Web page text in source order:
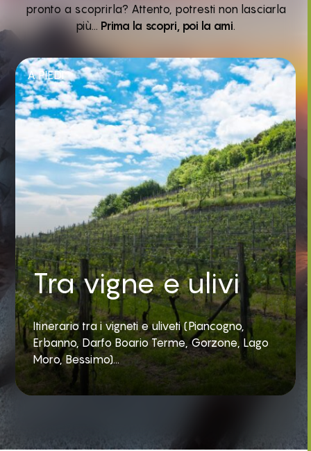
pronto a scoprirla? Attento, potresti non lasciarla
più… Prima la scopri, poi la ami.
A PIEDI
Tra vigne e ulivi
Itinerario tra i vigneti e uliveti (Piancogno,
Erbanno, Darfo Boario Terme, Gorzone, Lago
Moro, Bessimo)...